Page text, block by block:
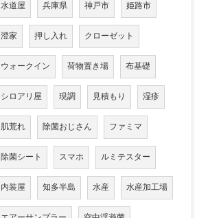
水道屋 兵庫県 神戸市 姫路市
澄家 押し入れ クローゼット
ウォークイン 荷物置き場 布基礎
シロアリ屋 現調 見積もり 湿疹
肌荒れ 除菌おじさん ファミマ
除菌シート スマホ ルミテスター
内装屋 知多半島 水産 水産加工場